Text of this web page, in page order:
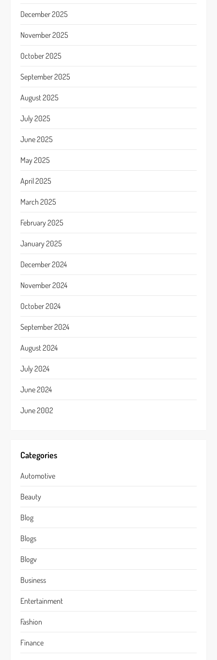
December 2025
November 2025
October 2025
September 2025
August 2025
July 2025
June 2025
May 2025
April 2025
March 2025
February 2025
January 2025
December 2024
November 2024
October 2024
September 2024
August 2024
July 2024
June 2024
June 2002
Categories
Automotive
Beauty
Blog
Blogs
Blogv
Business
Entertainment
Fashion
Finance